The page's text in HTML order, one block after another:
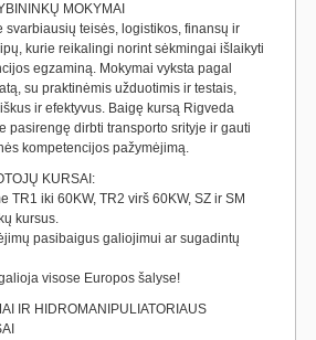
MOKYMAI
svarbiausių teisės, logistikos, finansų ir
kurie reikalingi norint sėkmingai išlaikyti
egzaminą. Mokymai vyksta pagal
su praktinėmis užduotimis ir testais,
ir efektyvus. Baigę kursą Rigveda
pasirengę dirbti transporto srityje ir gauti
kompetencijos pažymėjimą.
KURSAI:
TR1 iki 60KW, TR2 virš 60KW, SZ ir SM
kursus.
pasibaigus galiojimui ar sugadintų
visose Europos šalyse!
IR HIDROMANIPULIATORIAUS